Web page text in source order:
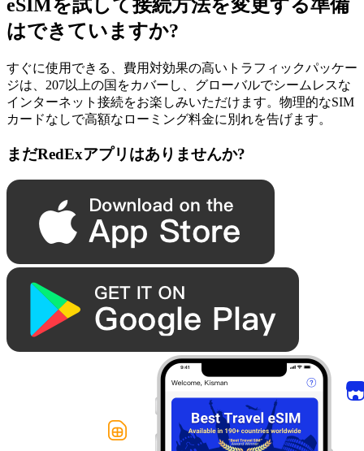
eSIMを試して接続方法を変更する準備
はできていますか?
すぐに使用できる、費用対効果の高いトラフィックパッケー
ジは、207以上の国をカバーし、グローバルでシームレスな
インターネット接続をお楽しみいただけます。物理的なSIM
カードなしで高額なローミング料金に別れを告げます。
まだRedExアプリはありませんか?